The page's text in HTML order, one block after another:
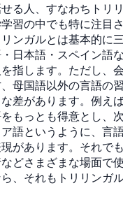
る人、すなわちトリリ
習の中でも特に注目
ンガルとは基本的に
日本語・スペイン語
指します。ただし、
母国語以外の言語の
差があります。例え
もっとも得意とし、
語というように、言
があります。それで
どさまざまな場面で
、それもトリリンガ